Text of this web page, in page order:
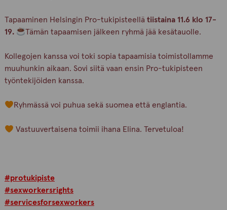
Tapaaminen Helsingin Pro-tukipisteellä tiistaina 11.6 klo 17-
19.
Tämän tapaamisen jälkeen ryhmä jää kesätauolle.
Kollegojen kanssa voi toki sopia tapaamisia toimistollamme
muuhunkin aikaan. Sovi siitä vaan ensin Pro-tukipisteen
työntekijöiden kanssa.
Ryhmässä voi puhua sekä suomea että englantia.
Vastuuvertaisena toimii ihana Elina. Tervetuloa!
#protukipiste
#sexworkersrights
#servicesforsexworkers